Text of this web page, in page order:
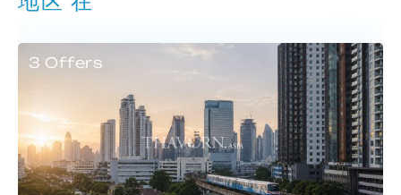
3 Offers